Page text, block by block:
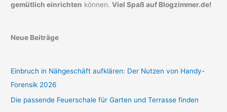
gemütlich einrichten können.Viel Spaß auf Blogzimmer.de!
Neue Beiträge
Einbruch in Nähgeschäft aufklären: Der Nutzen von Handy-
Forensik 2026
Die passende Feuerschale für Garten und Terrasse finden